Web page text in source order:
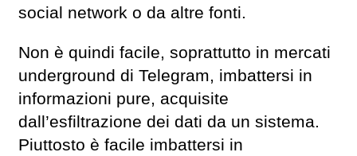
social network o da altre fonti.
Non è quindi facile, soprattutto in mercati
underground di Telegram, imbattersi in
informazioni pure, acquisite
dall’esfiltrazione dei dati da un sistema.
Piuttosto è facile imbattersi in